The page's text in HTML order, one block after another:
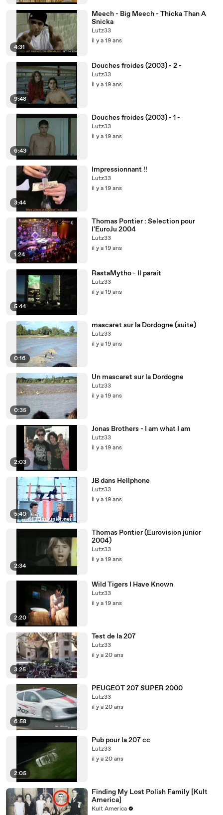
4:31
Meech - Big Meech - Thicka Than A
Snicka
Lutz33
il y a 19 ans
9:48
Douches froides (2003) - 2 -
Lutz33
il y a 19 ans
6:43
Douches froides (2003) - 1 -
Lutz33
il y a 19 ans
3:44
Impressionnant !!
Lutz33
il y a 19 ans
1:24
Thomas Pontier : Selection pour
l'EuroJu 2004
Lutz33
il y a 19 ans
5:44
RastaMytho - Il parait
Lutz33
il y a 19 ans
0:16
mascaret sur la Dordogne (suite)
Lutz33
il y a 19 ans
0:35
Un mascaret sur la Dordogne
Lutz33
il y a 19 ans
2:03
Jonas Brothers - I am what I am
Lutz33
il y a 19 ans
5:40
JB dans Hellphone
Lutz33
il y a 19 ans
2:34
Thomas Pontier (Eurovision junior
2004)
Lutz33
il y a 19 ans
2:20
Wild Tigers I Have Known
Lutz33
il y a 19 ans
3:25
Test de la 207
Lutz33
il y a 20 ans
6:58
PEUGEOT 207 SUPER 2000
Lutz33
il y a 20 ans
2:05
Pub pour la 207 cc
Lutz33
il y a 20 ans
Finding My Lost Polish Family [Kult
America]
Kult America